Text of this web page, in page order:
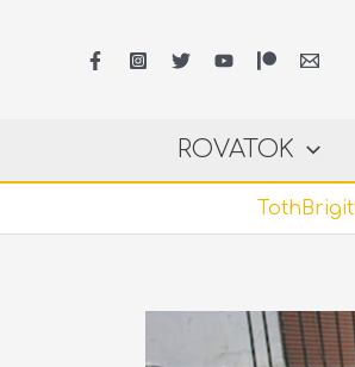
ROVATOK